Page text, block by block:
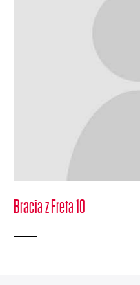
Bracia z Freta 10